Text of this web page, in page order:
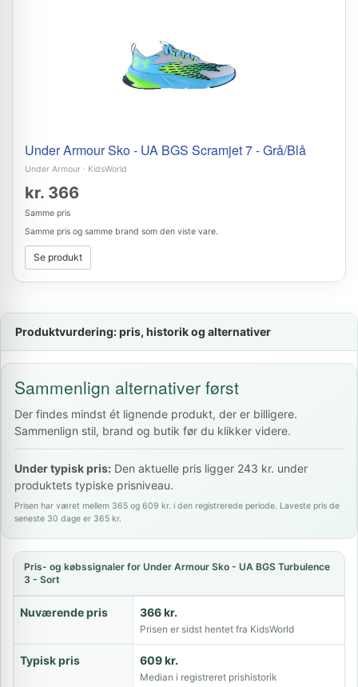
Under Armour Sko - UA BGS Scramjet 7 - Grå/Blå
Under Armour · KidsWorld
kr. 366
Samme pris
Samme pris og samme brand som den viste vare.
Se produkt
Produktvurdering: pris, historik og alternativer
Sammenlign alternativer først
Der findes mindst ét lignende produkt, der er billigere.
Sammenlign stil, brand og butik før du klikker videre.
Under typisk pris: Den aktuelle pris ligger 243 kr. under
produktets typiske prisniveau.
Prisen har været mellem 365 og 609 kr. i den registrerede periode. Laveste pris de
seneste 30 dage er 365 kr.
Pris- og købssignaler for Under Armour Sko - UA BGS Turbulence
3 - Sort
Nuværende pris 366 kr.
Prisen er sidst hentet fra KidsWorld
Typisk pris 609 kr.
Median i registreret prishistorik